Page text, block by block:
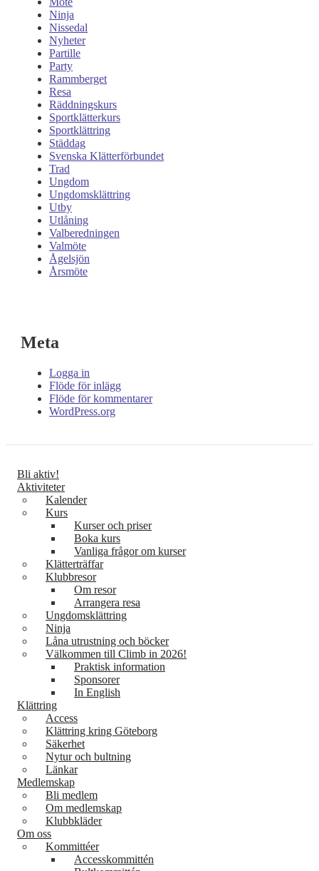
Ninja
Nissedal
Nyheter
Partille
Party
Rammberget
Resa
Räddningskurs
Sportklätterkurs
Sportklättring
Städdag
Svenska Klätterförbundet
Trad
Ungdom
Ungdomsklättring
Utby
Utlåning
Valberedningen
Valmöte
Ågelsjön
Årsmöte
Meta
Logga in
Flöde för inlägg
Flöde för kommentarer
WordPress.org
Bli aktiv!
Aktiviteter
Kalender
Kurs
Kurser och priser
Boka kurs
Vanliga frågor om kurser
Klätterträffar
Klubbresor
Om resor
Arrangera resa
Ungdomsklättring
Ninja
Låna utrustning och böcker
Välkommen till Climb in 2026!
Praktisk information
Sponsorer
In English
Klättring
Access
Klättring kring Göteborg
Säkerhet
Nytur och bultning
Länkar
Medlemskap
Bli medlem
Om medlemskap
Klubbkläder
Om oss
Kommittéer
Accesskommittén